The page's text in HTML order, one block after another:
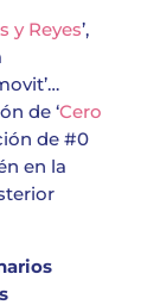
y Reyes’,
de ‘Cero
de #0
en la